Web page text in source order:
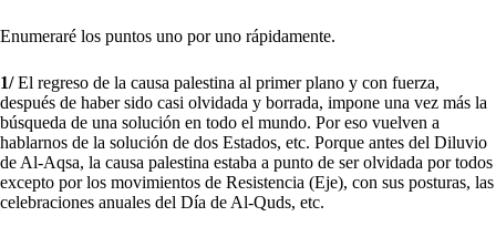
Enumeraré los puntos uno por uno rápidamente.
1/El regreso de la causa palestina al primer plano y con fuerza,
después de haber sido casi olvidada y borrada, impone una vez más la
búsqueda de una solución en todo el mundo. Por eso vuelven a
hablarnos de la solución de dos Estados, etc. Porque antes del Diluvio
de Al-Aqsa, la causa palestina estaba a punto de ser olvidada por todos
excepto por los movimientos de Resistencia (Eje), con sus posturas, las
celebraciones anuales del Día de Al-Quds, etc.